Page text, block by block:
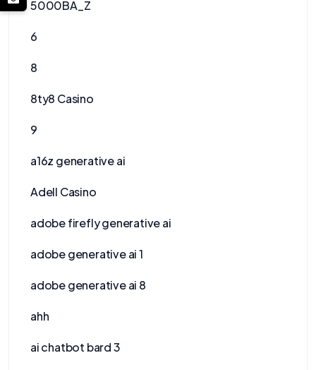
5000BA_Z
6
8
8ty8 Casino
9
a16z generative ai
Adell Casino
adobe firefly generative ai
adobe generative ai 1
adobe generative ai 8
ahh
ai chatbot bard 3